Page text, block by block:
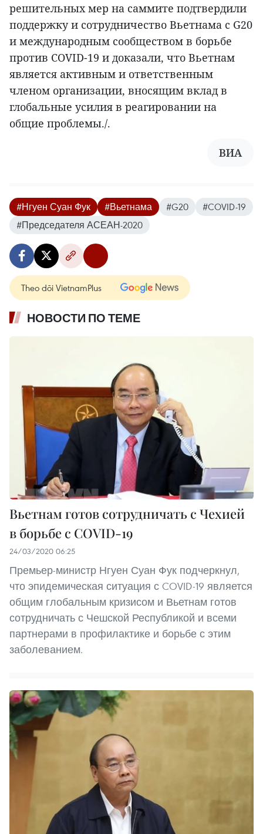
решительных мер на саммите подтвердили
поддержку и сотрудничество Вьетнама с G20
и международным сообществом в борьбе
против COVID-19 и доказали, что Вьетнам
является активным и ответственным
членом организации, вносящим вклад в
глобальные усилия в реагировании на
общие проблемы./.
ВИА
#Нгуен Суан Фук #Вьетнама #G20
#COVID-19
#Председателя АСЕАН-2020
Theo dõi VietnamPlus
НОВОСТИ ПО ТЕМЕ
Вьетнам готов сотрудничать с Чехией
в борьбе с COVID-19
24/03/2020 06:25
Премьер-министр Нгуен Суан Фук подчеркнул,
что эпидемическая ситуация с COVID-19 является
общим глобальным кризисом и Вьетнам готов
сотрудничать с Чешской Республикой и всеми
партнерами в профилактике и борьбе с этим
заболеванием.